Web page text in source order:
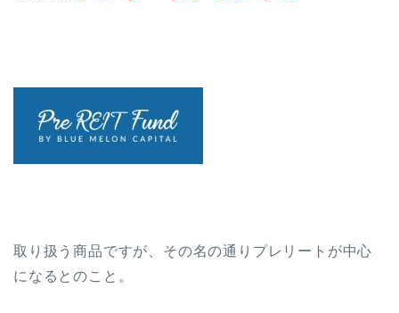
取り扱う商品ですが、その名の通りプレリートが中心
になるとのこと。